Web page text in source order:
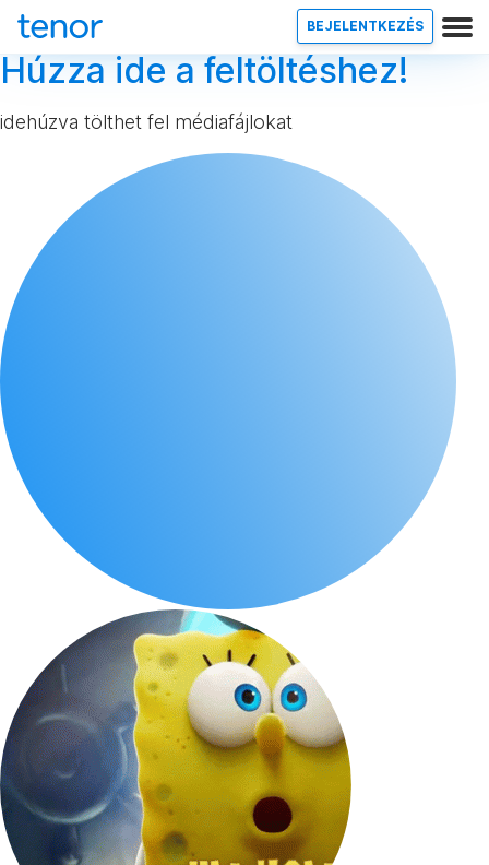
BEJELENTKEZÉS
Húzza ide a feltöltéshez!
idehúzva tölthet fel médiafájlokat